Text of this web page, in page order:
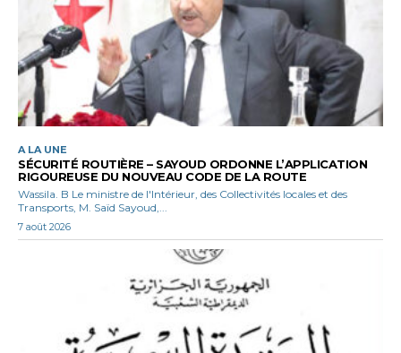
A LA UNE
SÉCURITÉ ROUTIÈRE – SAYOUD ORDONNE L’APPLICATION
RIGOUREUSE DU NOUVEAU CODE DE LA ROUTE
Wassila. B Le ministre de l'Intérieur, des Collectivités locales et des
Transports, M. Saïd Sayoud,...
7 août 2026